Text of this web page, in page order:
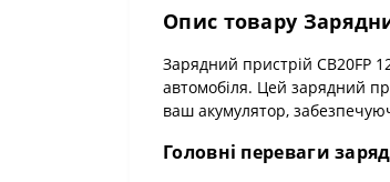
Опис товару
Зарядний пристрій CB20FP
автомобіля. Цей зарядний
ваш акумулятор,
Головні переваги